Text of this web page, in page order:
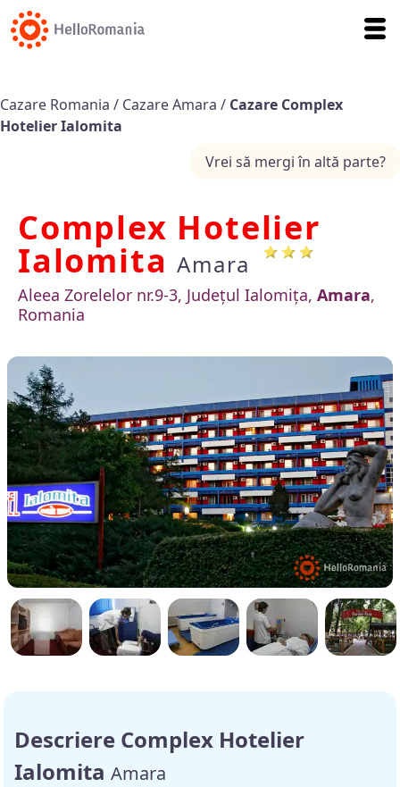
Cazare Romania / Cazare Amara / Cazare Complex
Hotelier Ialomita
Vrei să mergi în altă parte?
Complex Hotelier
IalomitaAmara
Aleea Zorelelor nr.9-3, Județul Ialomița, Amara,
Romania
Descriere Complex Hotelier
Ialomita Amara